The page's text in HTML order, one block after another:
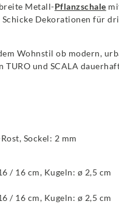
Metall-Pflanzschale
Dekorationen für
Wohnstil ob modern,
und SCALA
Sockel: 2 mm
/ 16 cm, Kugeln: ø 2,5 cm
/ 16 cm, Kugeln: ø 2,5 cm